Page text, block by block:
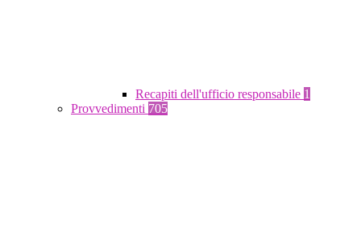
Recapiti dell'ufficio responsabile 1
Provvedimenti 705